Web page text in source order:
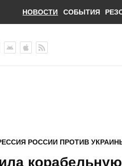
НОВОСТИ СОБЫТИЯ
РОССИИ ПРОТИВ